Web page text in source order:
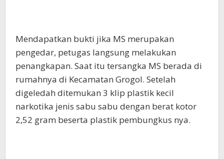
Mendapatkan bukti jika MS merupakan
pengedar, petugas langsung melakukan
penangkapan. Saat itu tersangka MS berada di
rumahnya di Kecamatan Grogol. Setelah
digeledah ditemukan 3 klip plastik kecil
narkotika jenis sabu sabu dengan berat kotor
2,52 gram beserta plastik pembungkus nya.